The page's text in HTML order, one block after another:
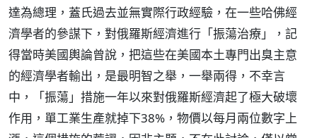
達為總理，蓋氏過去並無實際行政經驗，在一些哈佛經
濟學者的參謀下，對俄羅斯經濟進行「振蕩治療」，記
得當時美國輿論曾說，把這些在美國本土專門出臭主意
的經濟學者輸出，是最明智之舉，一舉兩得，不幸言
中，「振蕩」措施一年以來對俄羅斯經濟起了極大破壞
作用，單工業生產就掉下38%，物價以每月兩位數字上